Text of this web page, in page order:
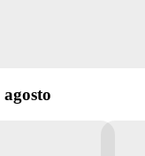
agosto